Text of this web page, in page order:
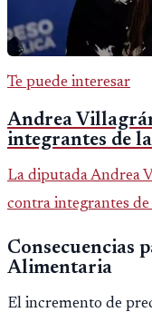
Te puede interesar
Andrea
integrantes de
La diputada Andrea
contra integrantes
Consecuencias
Alimentaria
El incremento de